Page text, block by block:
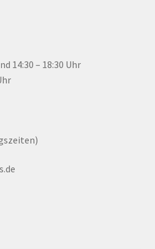
14:30 – 18:30 Uhr